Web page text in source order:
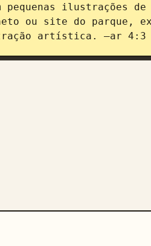
ilustrações de
ou site do parque,
artística. –ar 4:3